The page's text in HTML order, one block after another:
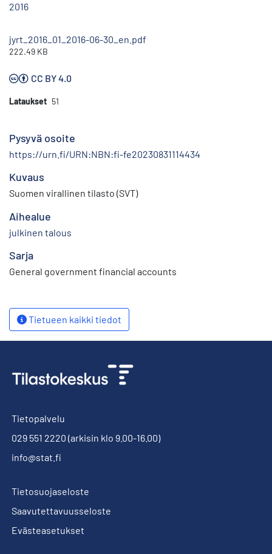
2016
jyrt_2016_01_2016-06-30_en.pdf
222.49 KB
CC BY 4.0
Lataukset 51
Pysyvä osoite
https://urn.fi/URN:NBN:fi-fe20230831114434
Kuvaus
Suomen virallinen tilasto (SVT)
Aihealue
julkinen talous
Sarja
General government financial accounts
Tietueen kaikki tiedot
Tietopalvelu
029 551 2220 (arkisin klo 9.00-16.00)
info@stat.fi
Tietosuojaseloste
Saavutettavuusseloste
Evästeasetukset